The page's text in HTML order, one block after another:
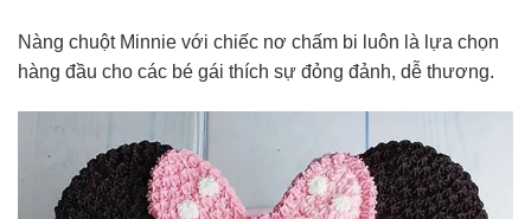
Nàng chuột Minnie với chiếc nơ chấm bi luôn là lựa chọn
hàng đầu cho các bé gái thích sự đỏng đảnh, dễ thương.